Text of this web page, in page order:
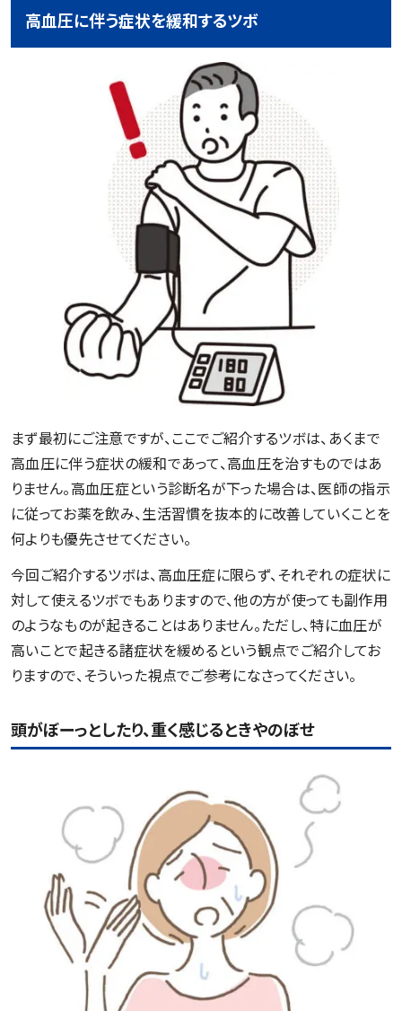
高血圧に伴う症状を緩和するツボ
まず最初にご注意ですが、ここでご紹介するツボは、あくまで
高血圧に伴う症状の緩和であって、高血圧を治すものではあ
りません。高血圧症という診断名が下った場合は、医師の指示
に従ってお薬を飲み、生活習慣を抜本的に改善していくことを
何よりも優先させてください。
今回ご紹介するツボは、高血圧症に限らず、それぞれの症状に
対して使えるツボでもありますので、他の方が使っても副作用
のようなものが起きることはありません。ただし、特に血圧が
高いことで起きる諸症状を緩めるという観点でご紹介してお
りますので、そういった視点でご参考になさってください。
頭がぼーっとしたり、重く感じるときやのぼせ